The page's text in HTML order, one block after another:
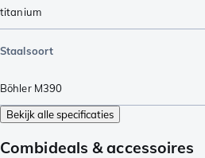
titanium
Staalsoort
Böhler M390
Bekijk alle specificaties
Combideals & accessoires